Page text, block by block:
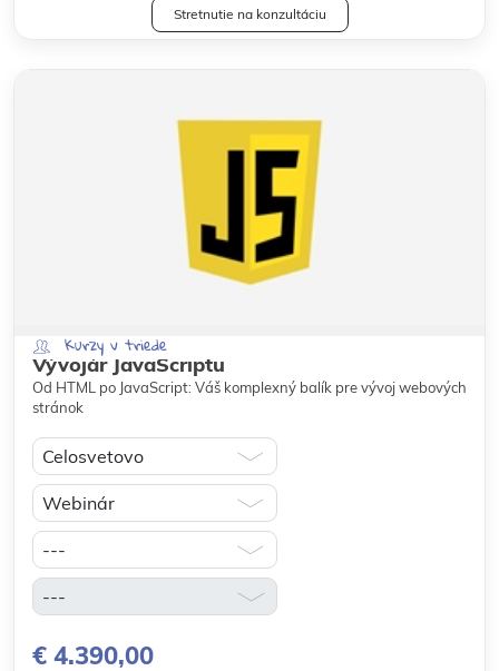
Stretnutie na konzultáciu
Kurzy v triede
Vývojár JavaScriptu
Od HTML po JavaScript: Váš komplexný balík pre vývoj webových
stránok
€ 4.390,00